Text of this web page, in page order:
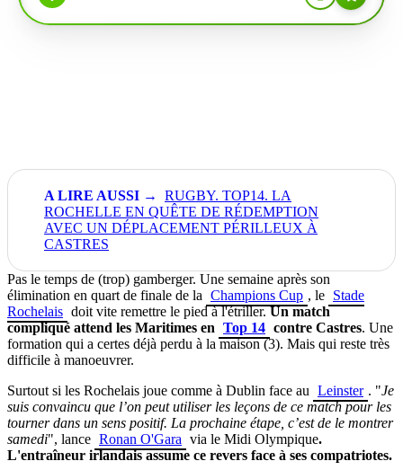
RUGBY. TOP14. LA
ROCHELLE EN QUÊTE DE RÉDEMPTION
AVEC UN DÉPLACEMENT PÉRILLEUX À
CASTRES
Pas le temps de (trop) gamberger. Une semaine après son
élimination en quart de finale de la Champions Cup , le Stade
Rochelais doit vite remettre le pied à l'étriller.Un match
compliqué attend les Maritimes en Top 14 contre Castres. Une
formation qui a certes déjà perdu à la maison (3). Mais qui reste très
difficile à manoeuvrer.
Surtout si les Rochelais joue comme à Dublin face au Leinster . "Je
suis convaincu que l’on peut utiliser les leçons de ce match pour les
tourner dans un sens positif. La prochaine étape, c’est de le montrer
samedi", lance Ronan O'Gara via le Midi Olympique.
L'entraîneur irlandais assume ce revers face à ses compatriotes.